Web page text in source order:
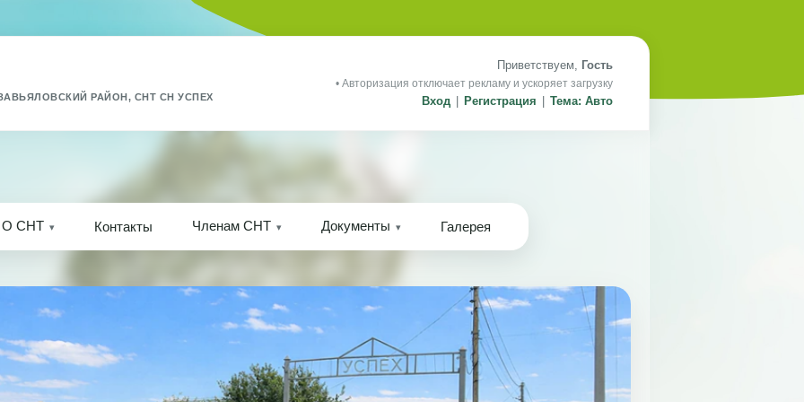
РАЙОН, СНТ СН УСПЕХ
Приветствуем, Гость
• Авторизация отключает рекламу и ускоряет загрузку
Вход Регистрация Тема: Авто
О СНТ Контакты Членам СНТ Документы Галерея